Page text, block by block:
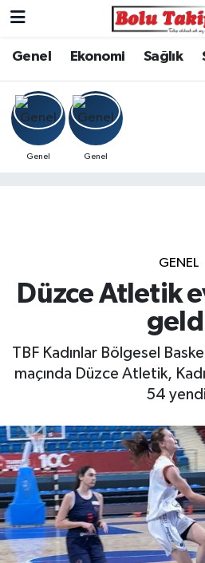
Genel Ekonomi Sağlık
Genel Genel
GENEL
Düzce Atletik
TBF Kadınlar Bölgesel
maçında Düzce Atletik,
54